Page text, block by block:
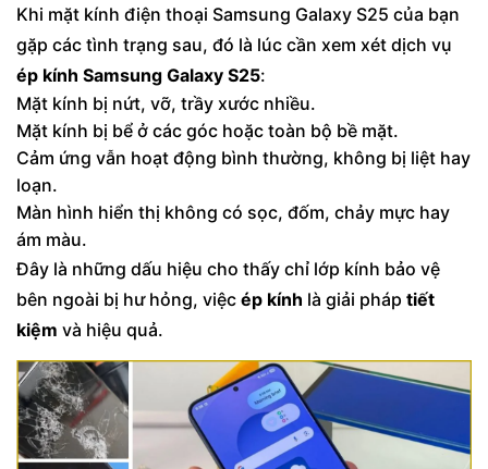
Khi mặt kính điện thoại Samsung Galaxy S25 của bạn
gặp các tình trạng sau, đó là lúc cần xem xét dịch vụ
ép kính Samsung Galaxy S25:
Mặt kính bị nứt, vỡ, trầy xước nhiều.
Mặt kính bị bể ở các góc hoặc toàn bộ bề mặt.
Cảm ứng vẫn hoạt động bình thường, không bị liệt hay
loạn.
Màn hình hiển thị không có sọc, đốm, chảy mực hay
ám màu.
Đây là những dấu hiệu cho thấy chỉ lớp kính bảo vệ
bên ngoài bị hư hỏng, việc ép kính là giải pháp tiết
kiệm và hiệu quả.